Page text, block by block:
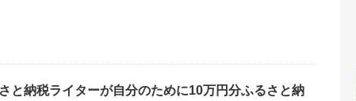
と納税ライターが自分のために10万円分ふるさと納